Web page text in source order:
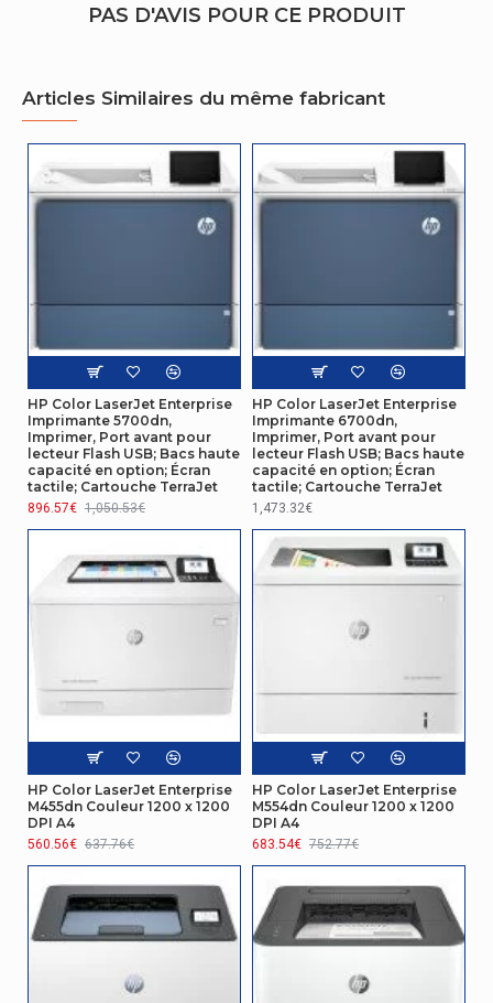
Écran integré Oui
Caractéristiques
Cartouche
d'impression,
couleurs
Noir
Conditions environnementales
Température
d'opération
Gestion d'énergie
Consommation
Consommation
électrique
Consommation
électrique
(arrêt)
0,1 W
Autres caractéristiques
Famille de
produit
LaserJet
PAS D'AVIS POUR CE PRODUIT
Articles Similaires du même fabricant
HP Color LaserJet Enterprise
Imprimante 5700dn,
Imprimer, Port avant pour
lecteur Flash USB; Bacs haute
capacité en option; Écran
tactile; Cartouche TerraJet
896.57€ 1,050.53€
HP Color LaserJet Enterprise
Imprimante 6700dn,
Imprimer, Port avant pour
lecteur Flash USB; Bacs haute
capacité en option; Écran
tactile; Cartouche TerraJet
1,473.32€
HP Color LaserJet Enterprise
M455dn Couleur 1200 x 1200
DPI A4
560.56€ 637.76€
HP Color LaserJet Enterprise
M554dn Couleur 1200 x 1200
DPI A4
683.54€ 752.77€